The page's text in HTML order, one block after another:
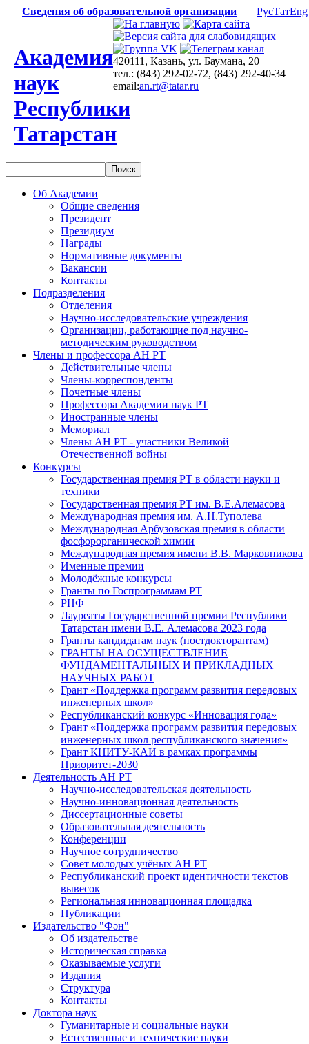
Сведения об образовательной организации РусТатEng
Академия
наук
Республики
Татарстан
420111, Казань, ул. Баумана, 20
тел.: (843) 292-02-72, (843) 292-40-34
email:an.rt@tatar.ru
Об Академии
Общие сведения
Президент
Президиум
Награды
Нормативные документы
Вакансии
Контакты
Подразделения
Отделения
Научно-исследовательские учреждения
Организации, работающие под научно-
методическим руководством
Члены и профессора АН РТ
Действительные члены
Члены-корреспонденты
Почетные члены
Профессора Академии наук РТ
Иностранные члены
Мемориал
Члены АН РТ - участники Великой
Отечественной войны
Конкурсы
Государственная премия РТ в области науки и
техники
Государственная премия РТ им. В.Е.Алемасова
Международная премия им. А.Н.Туполева
Международная Арбузовская премия в области
фосфорорганической химии
Международная премия имени В.В. Марковникова
Именные премии
Молодёжные конкурсы
Гранты по Госпрограммам РТ
РНФ
Лауреаты Государственной премии Республики
Татарстан имени В.Е. Алемасова 2023 года
Гранты кандидатам наук (постдокторантам)
ГРАНТЫ НА ОСУЩЕСТВЛЕНИЕ
ФУНДАМЕНТАЛЬНЫХ И ПРИКЛАДНЫХ
НАУЧНЫХ РАБОТ
Грант «Поддержка программ развития передовых
инженерных школ»
Республиканский конкурс «Инновация года»
Грант «Поддержка программ развития передовых
инженерных школ республиканского значения»
Грант КНИТУ-КАИ в рамках программы
Приоритет-2030
Деятельность АН РТ
Научно-исследовательская деятельность
Научно-инновационная деятельность
Диссертационные советы
Образовательная деятельность
Конференции
Научное сотрудничество
Совет молодых учёных АН РТ
Республиканский проект идентичности текстов
вывесок
Региональная инновационная площадка
Публикации
Издательство "Фән"
Об издательстве
Историческая справка
Оказываемые услуги
Издания
Структура
Контакты
Доктора наук
Гуманитарные и социальные науки
Естественные и технические науки